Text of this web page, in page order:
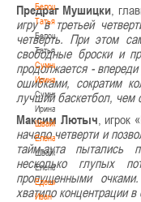
Белошапко
Татьяна
Белошапко
Татьяна
Сумникова
Ирина
Сумникова
Ирина
Швайбович
Елена
Швайбович
Елена
Едешко
Иван
Предраг Мушицки ,
игру в третьей
четверть. При этом
свободные броски и
продолжается -
ошибками, сократим
лучший баскетбол, чем
Максим Лютыч , игрок
начало четверти и
тайм-аута пытались
несколько глупых
пропущенными
хватило концентрации